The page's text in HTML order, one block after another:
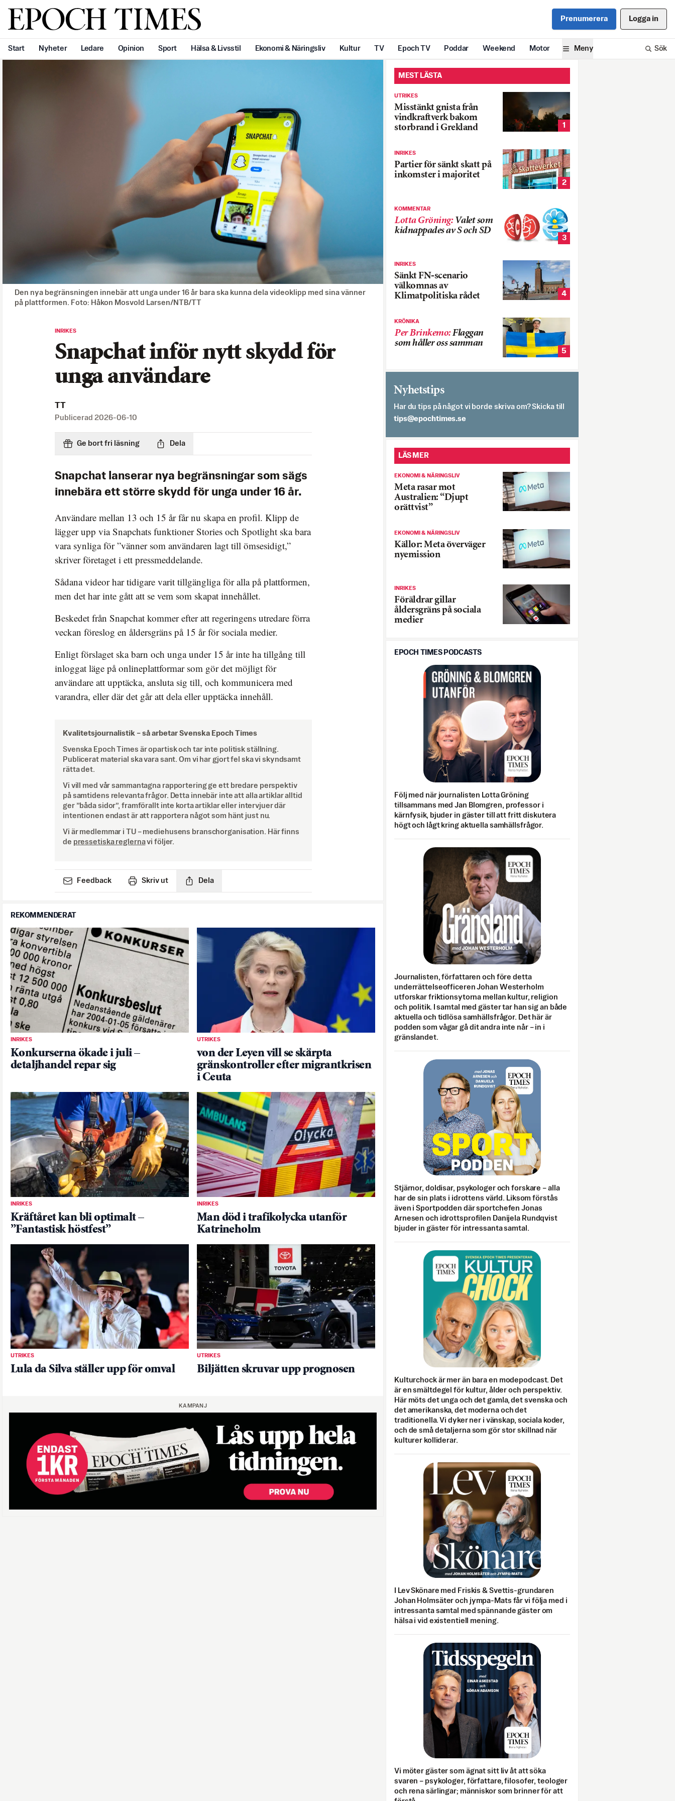
Svenska Epoch Times Prenumerera Logga in
Start Nyheter Ledare Opinion Sport Hälsa & Livsstil Ekonomi & Näringsliv Kultur TV Epoch TV Poddar Weekend Motor Meny Sök
Den nya begränsningen innebär att unga under 16 år bara ska kunna dela videoklipp med sina vänner
på plattformen. Foto: Håkon Mosvold Larsen/NTB/TT
INRIKES
Snapchat inför nytt skydd för
unga användare
TT
Publicerad 2026-06-10
Ge bort fri läsning Dela
Snapchat lanserar nya begränsningar som sägs
innebära ett större skydd för unga under 16 år.
Användare mellan 13 och 15 år får nu skapa en profil. Klipp de
lägger upp via Snapchats funktioner Stories och Spotlight ska bara
vara synliga för ”vänner som användaren lagt till ömsesidigt,”
skriver företaget i ett pressmeddelande.
Sådana videor har tidigare varit tillgängliga för alla på plattformen,
men det har inte gått att se vem som skapat innehållet.
Beskedet från Snapchat kommer efter att regeringens utredare förra
veckan föreslog en åldersgräns på 15 år för sociala medier.
Enligt förslaget ska barn och unga under 15 år inte ha tillgång till
inloggat läge på onlineplattformar som gör det möjligt för
användare att upptäcka, ansluta sig till, och kommunicera med
varandra, eller där det går att dela eller upptäcka innehåll.
Kvalitetsjournalistik – så arbetar Svenska Epoch Times
Svenska Epoch Times är opartisk och tar inte politisk ställning.
Publicerat material ska vara sant. Om vi har gjort fel ska vi skyndsamt
rätta det.
Vi vill med vår sammantagna rapportering ge ett bredare perspektiv
på samtidens relevanta frågor. Detta innebär inte att alla artiklar alltid
ger ”båda sidor”, framförallt inte korta artiklar eller intervjuer där
intentionen endast är att rapportera något som hänt just nu.
Vi är medlemmar i TU – mediehusens branschorganisation. Här finns
de pressetiska reglernavi följer.
Feedback Skriv ut Dela
REKOMMENDERAT
INRIKES
Konkurserna ökade i juli –
detaljhandel repar sig
UTRIKES
von der Leyen vill se skärpta
gränskontroller efter migrantkrisen
i Ceuta
INRIKES
Kräftåret kan bli optimalt –
”Fantastisk höstfest”
INRIKES
Man död i trafikolycka utanför
Katrineholm
UTRIKES
Lula da Silva ställer upp för omval
UTRIKES
Biljätten skruvar upp prognosen
KAMPANJ
MEST LÄSTA
UTRIKES
Misstänkt gnista från
vindkraftverk bakom
storbrand i Grekland
1
INRIKES
Partier för sänkt skatt på
inkomster i majoritet
2
KOMMENTAR
Lotta Gröning: Valet som
kidnappades av S och SD
3
INRIKES
Sänkt FN-scenario
välkomnas av
Klimatpolitiska rådet
4
KRÖNIKA
Per Brinkemo:Flaggan
som håller oss samman
5
Nyhetstips
Har du tips på något vi borde skriva om? Skicka till
es.semithcope@spit
LÄS MER
EKONOMI & NÄRINGSLIV
Meta rasar mot
Australien: “Djupt
orättvist”
EKONOMI & NÄRINGSLIV
Källor: Meta överväger
nyemission
INRIKES
Föräldrar gillar
åldersgräns på sociala
medier
EPOCH TIMES PODCASTS
Följ med när journalisten Lotta Gröning
tillsammans med Jan Blomgren, professor i
kärnfysik, bjuder in gäster till att fritt diskutera
högt och lågt kring aktuella samhällsfrågor.
Journalisten, författaren och före detta
underrättelseofficeren Johan Westerholm
utforskar friktionsytorna mellan kultur, religion
och politik. I samtal med gäster tar han sig an både
aktuella och tidlösa samhällsfrågor. Det här är
podden som vågar gå dit andra inte når – in i
gränslandet.
Stjärnor, doldisar, psykologer och forskare – alla
har de sin plats i idrottens värld. Liksom förstås
även i Sportpodden där sportchefen Jonas
Arnesen och idrottsprofilen Danijela Rundqvist
bjuder in gäster för intressanta samtal.
Kulturchock är mer än bara en modepodcast. Det
är en smältdegel för kultur, ålder och perspektiv.
Här möts det unga och det gamla, det svenska och
det amerikanska, det moderna och det
traditionella. Vi dyker ner i vänskap, sociala koder,
och de små detaljerna som gör stor skillnad när
kulturer kolliderar.
I Lev Skönare med Friskis & Svettis-grundaren
Johan Holmsäter och jympa-Mats får vi följa med i
intressanta samtal med spännande gäster om
hälsa i vid existentiell mening.
Vi möter gäster som ägnat sitt liv åt att söka
svaren – psykologer, författare, filosofer, teologer
och rena särlingar; människor som brinner för att